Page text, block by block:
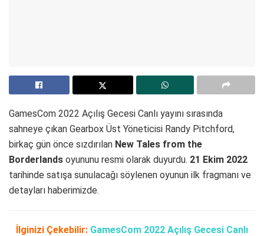
GamesCom 2022 Açılış Gecesi Canlı yayını sırasında
sahneye çıkan Gearbox Üst Yöneticisi Randy Pitchford,
birkaç gün önce sızdırılan New Tales from the
Borderlands oyununu resmi olarak duyurdu. 21 Ekim 2022
tarihinde satışa sunulacağı söylenen oyunun ilk fragmanı ve
detayları haberimizde.
İlginizi Çekebilir: GamesCom 2022 Açılış Gecesi Canlı